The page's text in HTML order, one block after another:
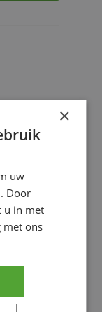
×
uw
Door
u in met
met ons